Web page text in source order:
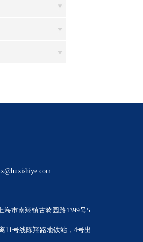
海市南翔镇古猗园路1399号5
11号线陈翔路地铁站，4号出